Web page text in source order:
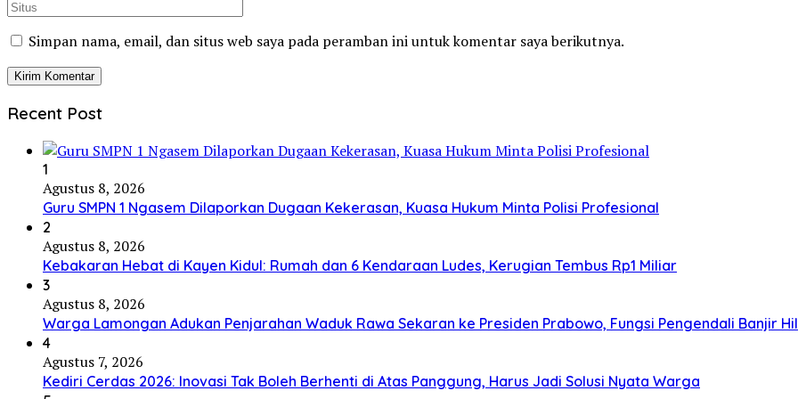
Simpan nama, email, dan situs web saya pada peramban ini untuk komentar saya berikutnya.
Recent Post
1
Agustus 8, 2026
Guru SMPN 1 Ngasem Dilaporkan Dugaan Kekerasan, Kuasa Hukum Minta Polisi Profesional
2
Agustus 8, 2026
Kebakaran Hebat di Kayen Kidul: Rumah dan 6 Kendaraan Ludes, Kerugian Tembus Rp1 Miliar
3
Agustus 8, 2026
Warga Lamongan Adukan Penjarahan Waduk Rawa Sekaran ke Presiden Prabowo, Fungsi Pengendali Banjir
4
Agustus 7, 2026
Kediri Cerdas 2026: Inovasi Tak Boleh Berhenti di Atas Panggung, Harus Jadi Solusi Nyata Warga